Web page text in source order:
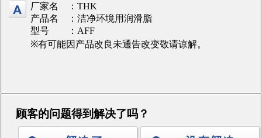
厂家名 ：THK
产品名 ：洁净环境用润滑脂
型号 ：AFF
※有可能因产品改良未通告改变敬请谅解。
顾客的问题得到解决了吗？